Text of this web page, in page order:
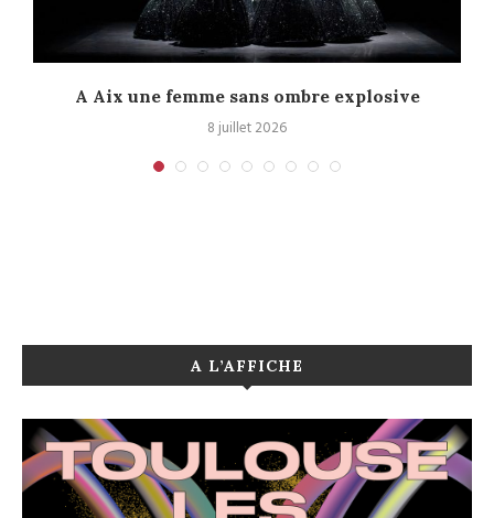
A Aix une femme sans ombre explosive
8 juillet 2026
A L’AFFICHE